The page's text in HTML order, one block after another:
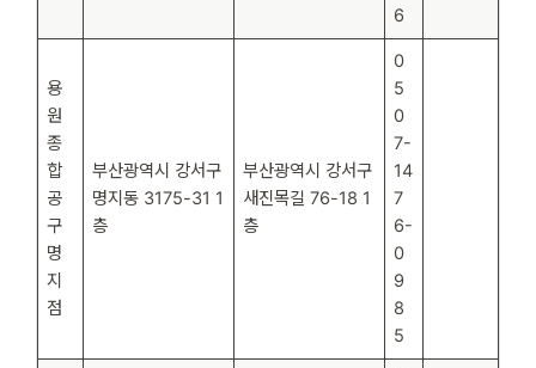
6
용
원
종
합
공
구
명
지
점
부산광역시 강서구
명지동 3175-31 1
층
부산광역시 강서구
새진목길 76-18 1
층
0
5
0
7-
14
7
6-
0
9
8
5